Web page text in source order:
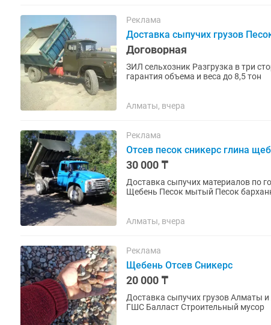
Реклама
Доставка сыпучих грузов
Договорная
ЗИЛ сельхозник Разгрузка в три
гарантия объема и веса до 8,5 тон
Алматы, вчера
Реклама
Отсев песок сникерс глина
30 000 ₸
Доставка сыпучих материалов по городу
Алматы, вчера
Реклама
Щебень Отсев Сникерс
20 000 ₸
Доставка сыпучих грузов Алматы
ГШС Балласт Строительный мусор